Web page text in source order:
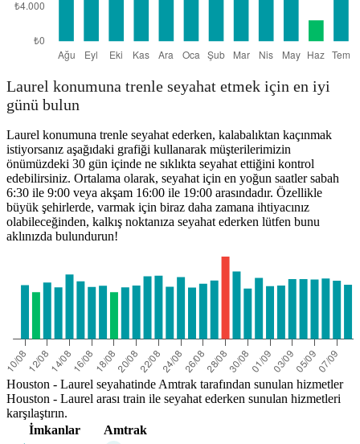
Laurel konumuna trenle seyahat etmek için en iyi
günü bulun
Laurel konumuna trenle seyahat ederken, kalabalıktan kaçınmak
istiyorsanız aşağıdaki grafiği kullanarak müşterilerimizin
önümüzdeki 30 gün içinde ne sıklıkta seyahat ettiğini kontrol
edebilirsiniz. Ortalama olarak, seyahat için en yoğun saatler sabah
6:30 ile 9:00 veya akşam 16:00 ile 19:00 arasındadır. Özellikle
büyük şehirlerde, varmak için biraz daha zamana ihtiyacınız
olabileceğinden, kalkış noktanıza seyahat ederken lütfen bunu
aklınızda bulundurun!
Houston - Laurel seyahatinde Amtrak tarafından sunulan hizmetler
Houston - Laurel arası train ile seyahat ederken sunulan hizmetleri
karşılaştırın.
İmkanlar
Amtrak